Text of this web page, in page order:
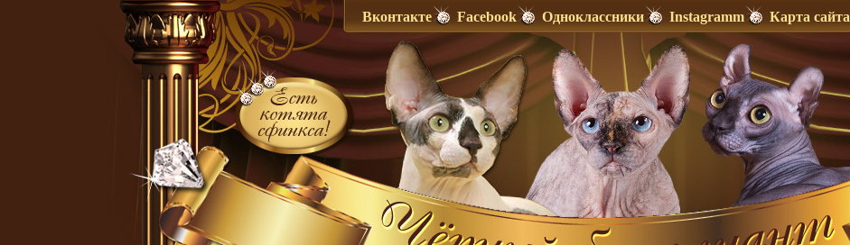
Вконтакте Facebook Одноклассники Instagramm Карта сайта